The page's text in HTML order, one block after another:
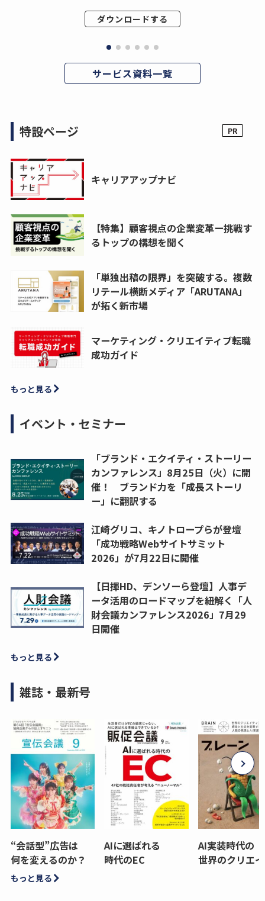
ダウンロードする
サービス資料一覧
特設ページ
キャリアアップナビ
【特集】顧客視点の企業変革ー挑戦す
るトップの構想を聞く
「単独出稿の限界」を突破する。複数
リテール横断メディア「ARUTANA」
が拓く新市場
マーケティング・クリエイティブ転職
成功ガイド
もっと見る
イベント・セミナー
「ブランド・エクイティ・ストーリー
カンファレンス」8月25日（火）に開
催！ ブランド力を「成長ストーリ
ー」に翻訳する
江崎グリコ、キノトロープらが登壇
「成功戦略Webサイトサミット
2026」が7月22日に開催
【日揮HD、デンソーら登壇】人事デ
ータ活用のロードマップを紐解く「人
財会議カンファレンス2026」7月29
日開催
もっと見る
雑誌・最新号
“会話型”広告は
何を変えるのか？
AIに選ばれる
時代のEC
AI実装時代の
世界のクリエ
もっと見る